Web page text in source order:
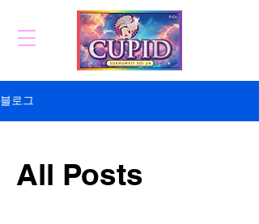
블로그
All Posts